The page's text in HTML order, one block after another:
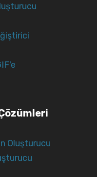
Oluşturucu